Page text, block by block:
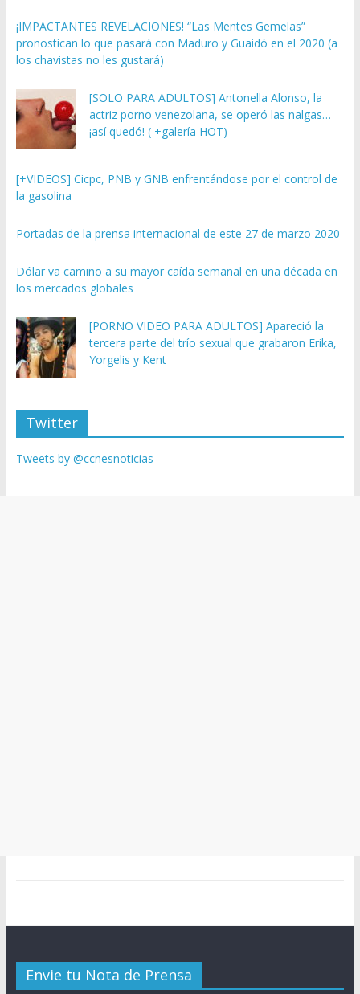
¡IMPACTANTES REVELACIONES! “Las Mentes Gemelas”
pronostican lo que pasará con Maduro y Guaidó en el 2020 (a
los chavistas no les gustará)
[SOLO PARA ADULTOS] Antonella Alonso, la
actriz porno venezolana, se operó las nalgas…
¡así quedó! ( +galería HOT)
[+VIDEOS] Cicpc, PNB y GNB enfrentándose por el control de
la gasolina
Portadas de la prensa internacional de este 27 de marzo 2020
Dólar va camino a su mayor caída semanal en una década en
los mercados globales
[PORNO VIDEO PARA ADULTOS] Apareció la
tercera parte del trío sexual que grabaron Erika,
Yorgelis y Kent
Twitter
Tweets by @ccnesnoticias
Envie tu Nota de Prensa